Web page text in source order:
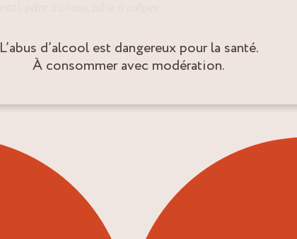
L’abus d’alcool est dangereux pour la santé.
À consommer avec modération.